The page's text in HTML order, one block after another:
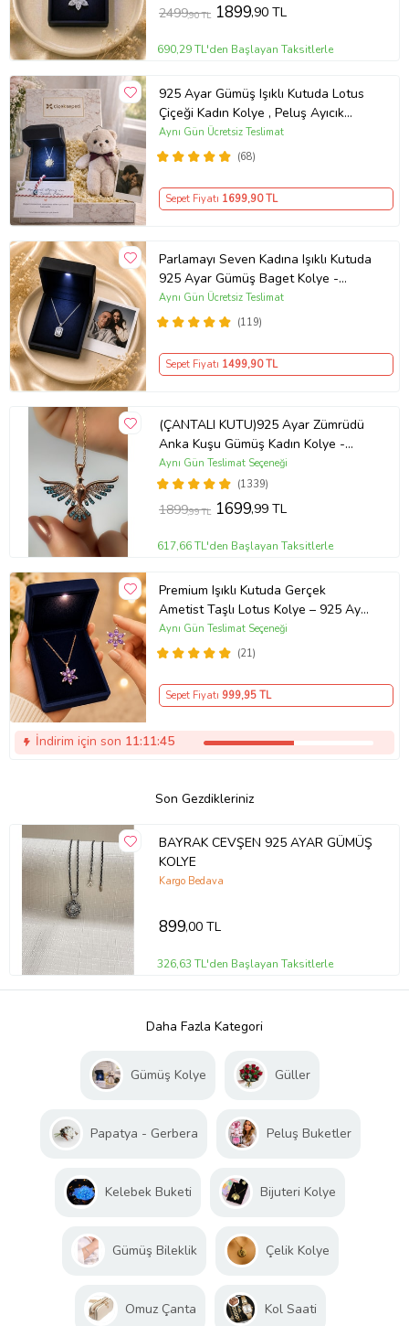
2499,90 TL 1899,90 TL
690,29 TL'den Başlayan Taksitlerle
925 Ayar Gümüş Işıklı Kutuda Lotus
Çiçeği Kadın Kolye , Peluş Ayıcık
Anahtarlık Marteniçka Bileklik,
Polaroid Fotoğraf Hediye
(68)
Aynı Gün Ücretsiz Teslimat
Sepet Fiyatı 1699,90 TL
Parlamayı Seven Kadına Işıklı Kutuda
925 Ayar Gümüş Baget Kolye -
Kişiye Özel Fotoğraf Hediye
(119)
Aynı Gün Ücretsiz Teslimat
Sepet Fiyatı 1499,90 TL
(ÇANTALI KUTU)925 Ayar Zümrüdü
Anka Kuşu Gümüş Kadın Kolye -
MAVİ
(1339)
Aynı Gün Teslimat Seçeneği
1899,99 TL 1699,99 TL
617,66 TL'den Başlayan Taksitlerle
Premium Işıklı Kutuda Gerçek
Ametist Taşlı Lotus Kolye – 925 Ayar
Gümüş Kadın Kolye
(21)
Aynı Gün Teslimat Seçeneği
Sepet Fiyatı 999,95 TL
İndirim için son 11:11:44
Son Gezdikleriniz
BAYRAK CEVŞEN 925 AYAR GÜMÜŞ
KOLYE
Kargo Bedava
899,00 TL
326,63 TL'den Başlayan Taksitlerle
Daha Fazla Kategori
Gümüş Kolye Güller
Papatya - Gerbera Peluş Buketler
Kelebek Buketi Bijuteri Kolye
Gümüş Bileklik Çelik Kolye
Omuz Çanta Kol Saati